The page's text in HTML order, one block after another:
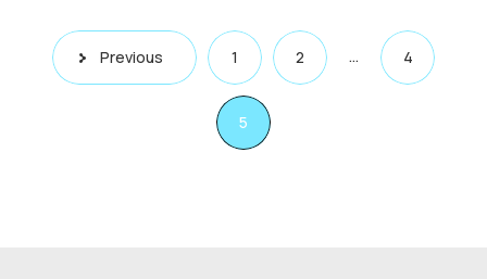
Previous 1 2 … 4
5